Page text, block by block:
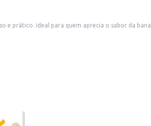
e prático. Ideal para quem aprecia o sabor da
para consumo próprio, revenda ou para